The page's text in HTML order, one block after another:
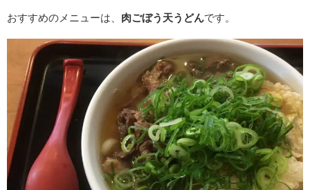
おすすめのメニューは、 肉ごぼう天うどんです。